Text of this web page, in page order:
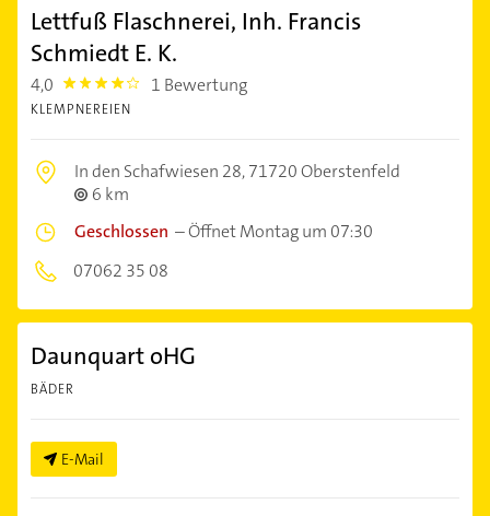
Lettfuß Flaschnerei, Inh. Francis
Schmiedt E. K.
4,0 4.0 1 Bewertung
KLEMPNEREIEN
In den Schafwiesen 28,71720 Oberstenfeld
6 km
Geschlossen –Öffnet Montag um 07:30
07062 35 08
Daunquart oHG
BÄDER
E-Mail